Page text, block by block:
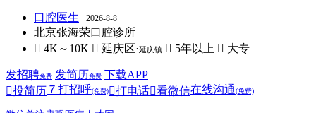
口腔医生 2026-8-8
北京张海荣口腔诊所
 4K～10K  延庆区·延庆镇  5年以上  大专
发招聘免费 发简历免费 下载APP
投简历 ７ 打招呼(免费) 打电话看微信在线沟通(免费)